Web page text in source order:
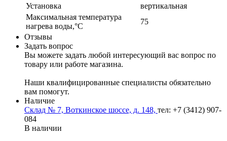
Установка
вертикальная
Максимальная температура
нагрева воды,°С
75
Отзывы
Задать вопрос
Вы можете задать любой интересующий вас вопрос по
товару или работе магазина.
Наши квалифицированные специалисты обязательно
вам помогут.
Наличие
Склад № 7, Воткинское шоссе, д. 148, тел: +7 (3412) 907-
084
В наличии